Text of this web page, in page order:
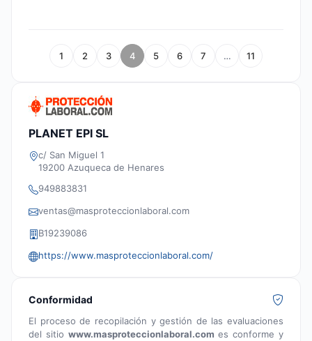
1 2 3 4 5 6 7 … 11
PLANET EPI SL
c/ San Miguel 1
19200 Azuqueca de Henares
949883831
ventas@masproteccionlaboral.com
B19239086
https://www.masproteccionlaboral.com/
Conformidad
El proceso de recopilación y gestión de las evaluaciones
del sitio www.masproteccionlaboral.com es conforme y